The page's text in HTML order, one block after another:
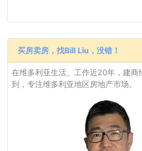
买房卖房，找Bill Liu，没错！
在维多利亚生活、工作近20年，建商
到，专注维多利亚地区房地产市场。